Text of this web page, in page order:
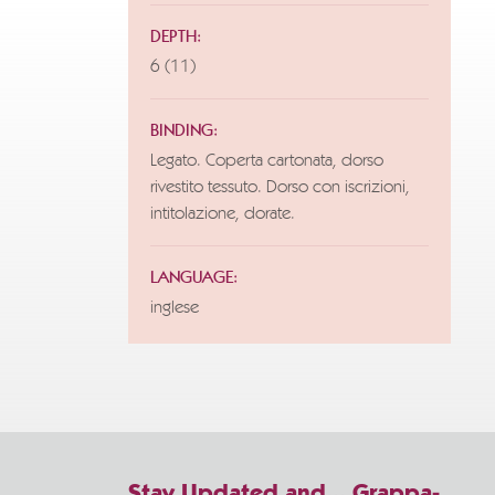
DEPTH:
6 (11)
BINDING:
Legato. Coperta cartonata, dorso
rivestito tessuto. Dorso con iscrizioni,
intitolazione, dorate.
LANGUAGE:
inglese